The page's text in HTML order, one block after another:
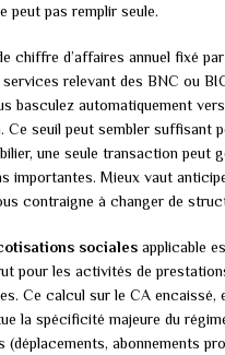
peut pas remplir seule.
chiffre d’affaires annuel fixé par
relevant des BNC ou
basculez automatiquement
Ce seuil peut sembler suffisant
une seule transaction peut
importantes. Mieux vaut
contraigne à changer de
sociales applicable
pour les activités de
Ce calcul sur le CA encaissé,
la spécificité majeure du
(déplacements, abonnements